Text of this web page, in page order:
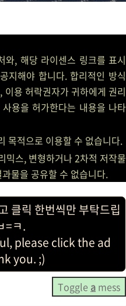
와, 해당 라이센스 링크를 표시
지해야 합니다. 합리적인 방식
용 허락권자가 귀하에게 권리
용을 허가한다는 내용을 나타
목적으로 이용할 수 없습니다.
믹스, 변형하거나 2차적 저작물
물을 공유할 수 없습니다.
클릭 한번씩만 부탁드립
=ㅋ.
please click the ad
you. ;)
Toggle a mess